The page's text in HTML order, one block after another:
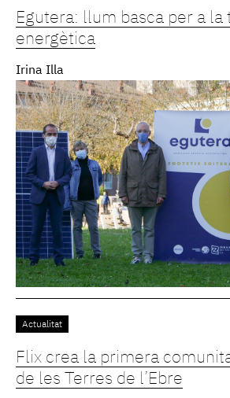
Egutera: llum basca per a la
energètica
Irina Illa
Actualitat
Flix crea la primera
de les Terres de l’Ebre